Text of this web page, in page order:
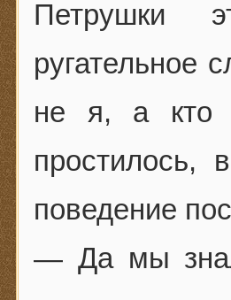
Петрушки
ругательное
не я, а кто
простилось,
поведение
— Да мы